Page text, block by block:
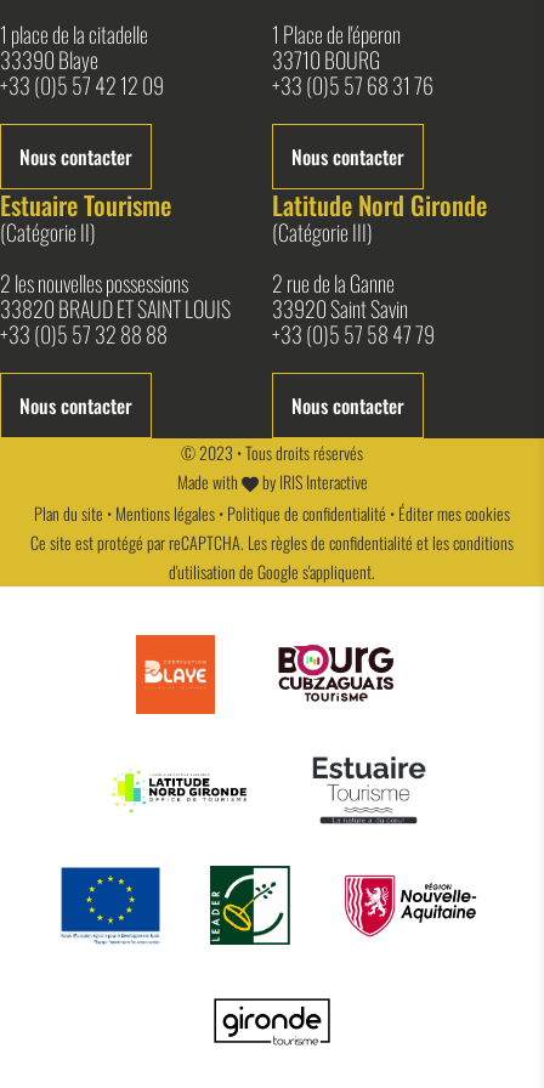
1 place de la citadelle
33390 Blaye
+33 (0)5 57 42 12 09
Nous contacter
1 Place de l'éperon
33710 BOURG
+33 (0)5 57 68 31 76
Nous contacter
Estuaire Tourisme
(Catégorie II)
2 les nouvelles possessions
33820 BRAUD ET SAINT LOUIS
+33 (0)5 57 32 88 88
Nous contacter
Latitude Nord Gironde
(Catégorie III)
2 rue de la Ganne
33920 Saint Savin
+33 (0)5 57 58 47 79
Nous contacter
© 2023 • Tous droits réservés
Made with
byIRIS Interactive
Plan du site •Mentions légales•Politique de confidentialité •Éditer mes cookies
Ce site est protégé par reCAPTCHA. Lesrègles de confidentialitéet lesconditions
d'utilisationde Google s'appliquent.